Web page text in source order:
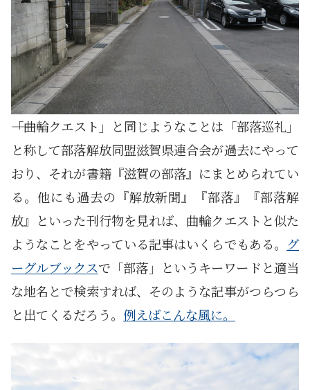
――「曲輪クエスト」と同じようなことは「部落巡礼」
と称して部落解放同盟滋賀県連合会が過去にやって
おり、それが書籍『滋賀の部落』にまとめられてい
る。他にも過去の『解放新聞』『部落』『部落解
放』といった刊行物を見れば、曲輪クエストと似た
ようなことをやっている記事はいくらでもある。 グ
ーグルブックスで「部落」というキーワードと適当
な地名とで検索すれば、そのような記事がつらつら
と出てくるだろう。 例えばこんな風に。